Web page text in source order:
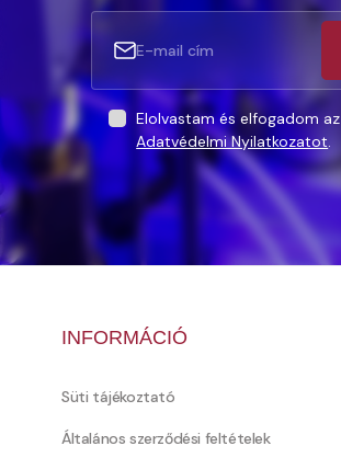
Elolvastam és elfogadom az
Adatvédelmi Nyilatkozatot.
INFORMÁCIÓ
Süti tájékoztató
Általános szerződési feltételek